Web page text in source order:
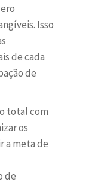
Isso
de cada
de
total com
os
a meta de
de